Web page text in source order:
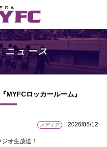
ニュース
ロッカールーム』
メディア 2026/05/12
オ生放送！